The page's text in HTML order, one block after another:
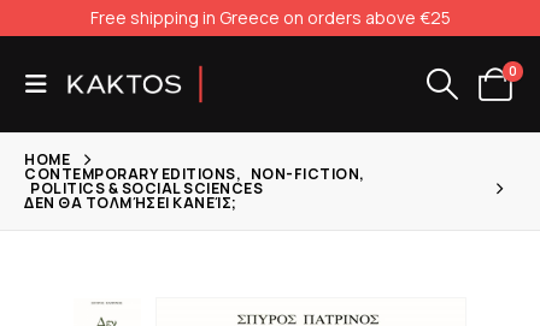
Free shipping in Greece on orders above €25
0
HOME
CONTEMPORARY EDITIONS, NON-FICTION,
POLITICS & SOCIAL SCIENCES
ΔΕΝ ΘΑ ΤΟΛΜΉΣΕΙ ΚΑΝΕΊΣ;